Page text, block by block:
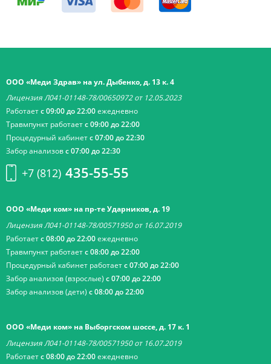
ООО «Меди Здрав» на ул. Дыбенко, д. 13 к. 4
Лицензия Л041-01148-78/00650972 от 12.05.2023
Работаетс 09:00 до 22:00ежедневно
Травмпункт работаетс 09:00 до 22:00
Процедурный кабинетс 07:00 до 22:30
Забор анализовс 07:00 до 22:30
+7 (812) 435-55-55
ООО «Меди ком» на пр-те Ударников, д. 19
Лицензия Л041-01148-78/00571950 от 16.07.2019
Работаетс 08:00 до 22:00ежедневно
Травмпункт работаетс 08:00 до 22:00
Процедурный кабинет работаетс 07:00 до 22:00
Забор анализов (взрослые) с 07:00 до 22:00
Забор анализов (дети) с 08:00 до 22:00
ООО «Меди ком» на Выборгском шоссе, д. 17 к. 1
Лицензия Л041-01148-78/00571950 от 16.07.2019
Работаетс 08:00 до 22:00ежедневно